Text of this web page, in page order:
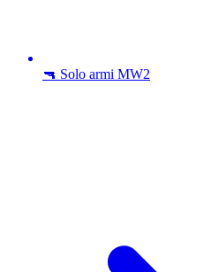
🔫 Solo armi MW2